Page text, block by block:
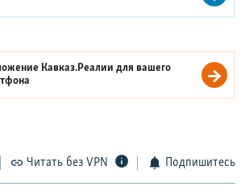
Кавказ.Реалии для вашего
Читать без VPN Подпишитесь